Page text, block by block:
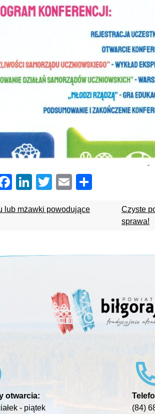
Facebook
LinkedIn
TwitterEmail
lub mżawki powodujące
Czyste
sprawa!
otwarcia:
- piątek
(84)